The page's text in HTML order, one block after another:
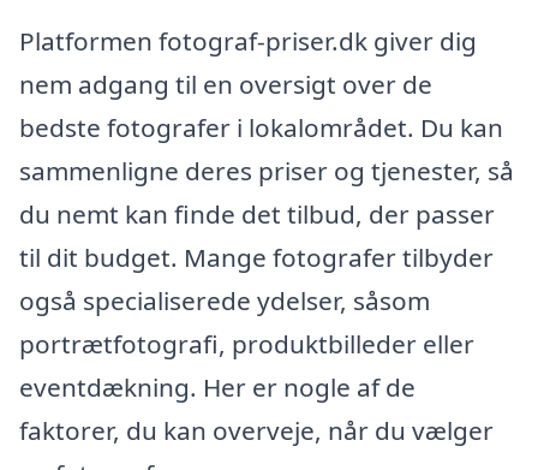
Platformen fotograf-priser.dk giver dig
nem adgang til en oversigt over de
bedste fotografer i lokalområdet. Du kan
sammenligne deres priser og tjenester, så
du nemt kan finde det tilbud, der passer
til dit budget. Mange fotografer tilbyder
også specialiserede ydelser, såsom
portrætfotografi, produktbilleder eller
eventdækning. Her er nogle af de
faktorer, du kan overveje, når du vælger